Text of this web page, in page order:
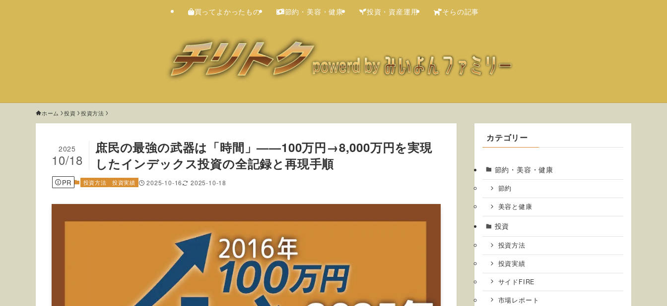
買ってよかったもの 節約・美容・健康 投資・資産運用 そらの記事
ホーム 投資 投資方法
庶民の最強の武器は「時間」——100万円→8,000万円を実現
したインデックス投資の全記録と再現手順
2025
10/18
PR 投資方法 投資実績 2025-10-16 2025-10-18
カテゴリー
節約・美容・健康
節約
美容と健康
投資
投資方法
投資実績
サイドFIRE
市場レポート